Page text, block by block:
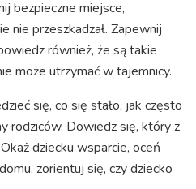
bezpieczne miejsce,
nie przeszkadzał. Zapewnij
również, że są takie
może utrzymać w tajemnicy.
się, co się stało, jak często
rodziców. Dowiedz się, który z
dziecku wsparcie, oceń
zorientuj się, czy dziecko